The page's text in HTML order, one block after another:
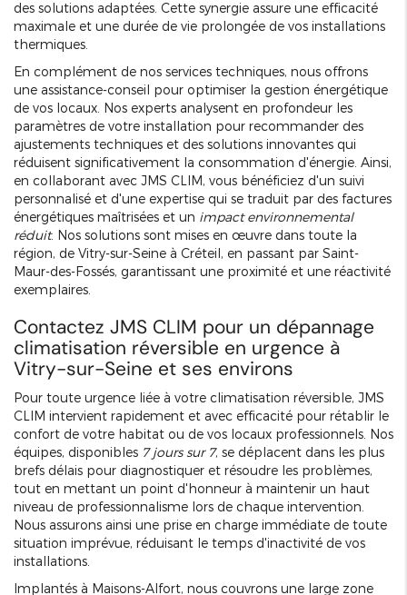
des solutions adaptées. Cette synergie assure une efficacité
maximale et une durée de vie prolongée de vos installations
thermiques.
En complément de nos services techniques, nous offrons
une assistance-conseil pour optimiser la gestion énergétique
de vos locaux. Nos experts analysent en profondeur les
paramètres de votre installation pour recommander des
ajustements techniques et des solutions innovantes qui
réduisent significativement la consommation d'énergie. Ainsi,
en collaborant avec JMS CLIM, vous bénéficiez d'un suivi
personnalisé et d'une expertise qui se traduit par des factures
énergétiques maîtrisées et un impact environnemental
réduit. Nos solutions sont mises en œuvre dans toute la
région, de Vitry-sur-Seine à Créteil, en passant par Saint-
Maur-des-Fossés, garantissant une proximité et une réactivité
exemplaires.
Contactez JMS CLIM pour un dépannage
climatisation réversible en urgence à
Vitry-sur-Seine et ses environs
Pour toute urgence liée à votre climatisation réversible, JMS
CLIM intervient rapidement et avec efficacité pour rétablir le
confort de votre habitat ou de vos locaux professionnels. Nos
équipes, disponibles 7 jours sur 7, se déplacent dans les plus
brefs délais pour diagnostiquer et résoudre les problèmes,
tout en mettant un point d'honneur à maintenir un haut
niveau de professionnalisme lors de chaque intervention.
Nous assurons ainsi une prise en charge immédiate de toute
situation imprévue, réduisant le temps d'inactivité de vos
installations.
Implantés à Maisons-Alfort, nous couvrons une large zone